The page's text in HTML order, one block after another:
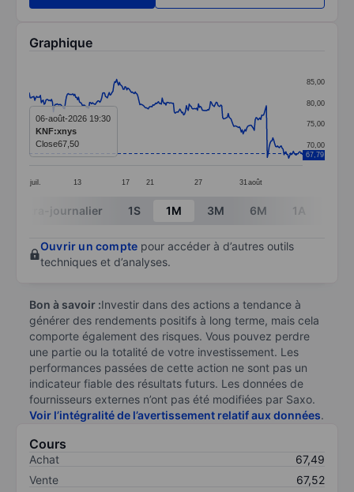
Graphique
Line chart with 295 data points.
The chart has 1 X axis displaying categories.
The chart has 1 Y axis displaying values. Data
juil. 13 17 21 27 31 août
70,00
75,00
80,00
85,00
67,79
06-août-2026 19:30
KNF:xnys
Close67,50
End of interactive chart.
Intra-journalier 1S 1M 3M 6M 1A
Ouvrir un compte pour accéder à d’autres outils
techniques et d’analyses.
Bon à savoir :Investir dans des actions a tendance à
générer des rendements positifs à long terme, mais cela
comporte également des risques. Vous pouvez perdre
une partie ou la totalité de votre investissement. Les
performances passées de cette action ne sont pas un
indicateur fiable des résultats futurs. Les données de
fournisseurs externes n’ont pas été modifiées par Saxo.
Voir l’intégralité de l’avertissement relatif aux données.
Cours
Achat
67,49
Vente
67,52